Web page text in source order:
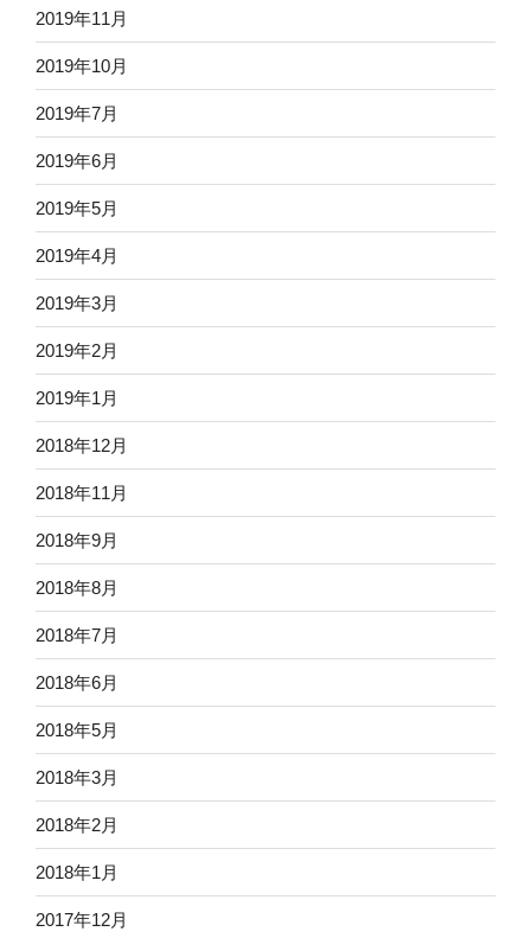
2019年11月
2019年10月
2019年7月
2019年6月
2019年5月
2019年4月
2019年3月
2019年2月
2019年1月
2018年12月
2018年11月
2018年9月
2018年8月
2018年7月
2018年6月
2018年5月
2018年3月
2018年2月
2018年1月
2017年12月